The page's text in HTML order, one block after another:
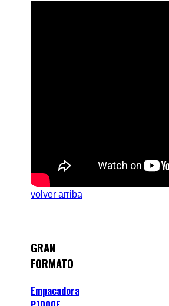
volver arriba
GRAN
FORMATO
Empacadora